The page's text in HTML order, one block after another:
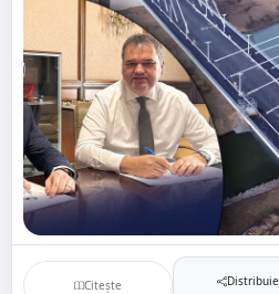
Citește Distribuie